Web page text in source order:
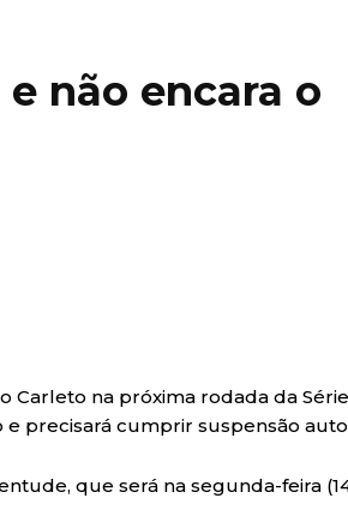
não encara o
na próxima rodada da
precisará cumprir suspensão
que será na segunda-feira